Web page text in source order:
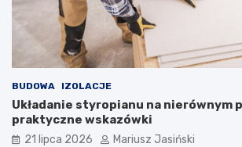
BUDOWA IZOLACJE
Układanie styropianu na nierównym
praktyczne wskazówki
21 lipca 2026 Mariusz Jasiński